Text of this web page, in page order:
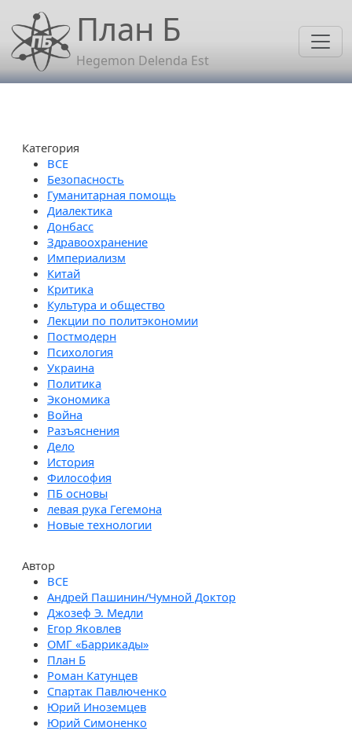
Перейти к основному содержанию
План Б
Hegemon Delenda Est
Категория
Безопасность
Гуманитарная помощь
Диалектика
Донбасс
Здравоохранение
Империализм
Китай
Критика
Культура и общество
Лекции по политэкономии
Постмодерн
Психология
Украина
Политика
Экономика
Война
Разъяснения
Дело
История
Философия
ПБ основы
левая рука Гегемона
Новые технологии
Автор
Андрей Пашинин/Чумной Доктор
Джозеф Э. Медли
Егор Яковлев
ОМГ «Баррикады»
План Б
Роман Катунцев
Спартак Павлюченко
Юрий Иноземцев
Юрий Симоненко